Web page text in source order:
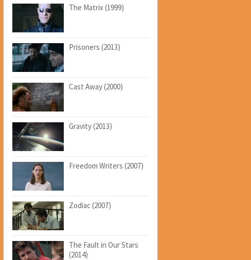
The Matrix (1999)
Prisoners (2013)
Cast Away (2000)
Gravity (2013)
Freedom Writers (2007)
Zodiac (2007)
The Fault in Our Stars
(2014)